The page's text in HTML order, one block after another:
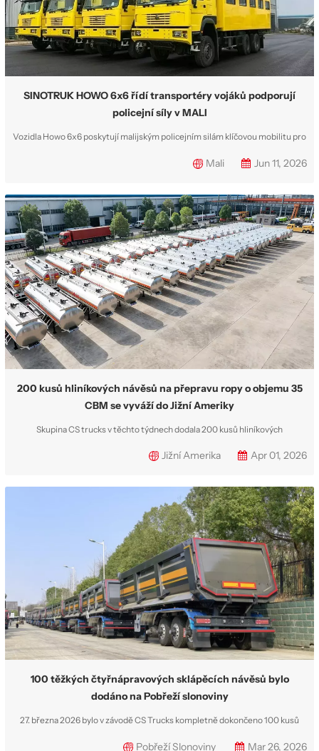
SINOTRUK HOWO 6x6 řídí transportéry vojáků podporují
policejní síly v MALI
Vozidla Howo 6x6 poskytují malijským policejním silám klíčovou mobilitu pro
situace. Malijské bezpečnostní síly čelí hrozbám kriminality a terorismu, což
terorismu. ...
Mali Jun 11, 2026
200 kusů hliníkových návěsů na přepravu ropy o objemu 35
CBM se vyváží do Jižní Ameriky
Skupina CS trucks v těchto týdnech dodala 200 kusů hliníkových
cisteren na palivo se používají speciálně k přepravě ropy po předání
mezinárodní tým CS trucks několi...
Jižní Amerika Apr 01, 2026
100 těžkých čtyřnápravových sklápěcích návěsů bylo
dodáno na Pobřeží slonoviny
27. března 2026 bylo v závodě CS Trucks kompletně dokončeno 100 kusů
Pobřeží Slonoviny Mar 26, 2026